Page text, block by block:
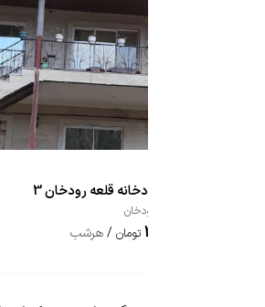
ویلا کنار رودخانه قلعه رودخان 3
قلعه رودخان
2,500,000 تومان /هرشب